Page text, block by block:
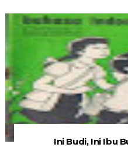
Ini Budi, Ini Ibu